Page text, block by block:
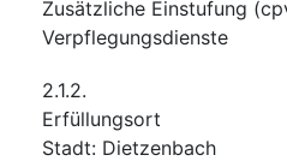
Zusätzliche Einstufung (
Verpflegungsdienste
2.1.2.
Erfüllungsort
Stadt: Dietzenbach